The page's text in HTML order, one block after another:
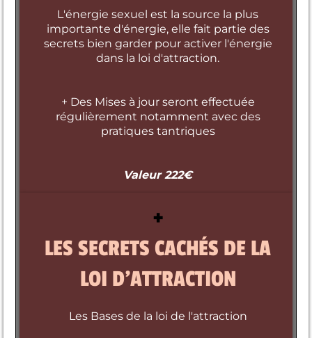
L'énergie sexuel est la source la plus
importante d'énergie, elle fait partie des
secrets bien garder pour activer l'énergie
dans la loi d'attraction.
+ Des Mises à jour seront effectuée
régulièrement notamment avec des
pratiques tantriques
Valeur 222€
+
LES SECRETS CACHÉS DE LA
LOI D'ATTRACTION
Les Bases de la loi de l'attraction